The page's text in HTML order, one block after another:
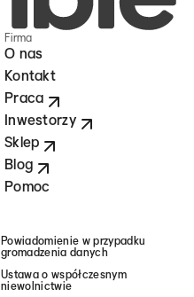
Firma
O nas
Kontakt
Praca
Inwestorzy
Sklep
Blog
Pomoc
Powiadomienie w przypadku
gromadzenia danych
Ustawa o współczesnym
niewolnictwie